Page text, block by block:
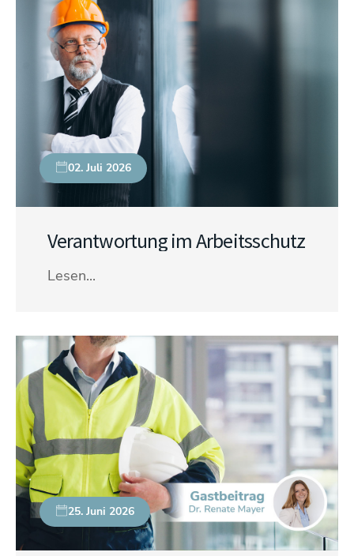
02. Juli 2026
Verantwortung im Arbeitsschutz
Lesen...
25. Juni 2026